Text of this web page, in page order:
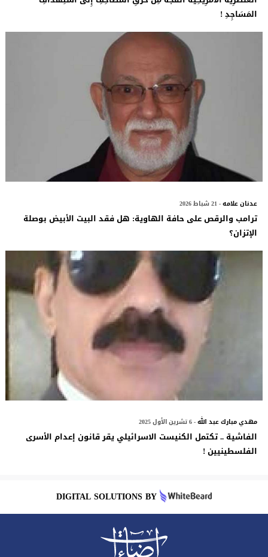
المَسَاجِدِ !
عدنان علامه- 21 شباط 2026
​ترامب والرقص على حافة الهاوية: هل فقد البيت الأبيض بوصلة
الإتزان؟
مهدي مبارك عبد الله- 6 تشرين الأول 2025
الفاشية .. تكتمل الكنيست الاسرائيلي يقر قانون إعدام الأسرى
الفلسطينيين !
DIGITAL SOLUTIONS BY